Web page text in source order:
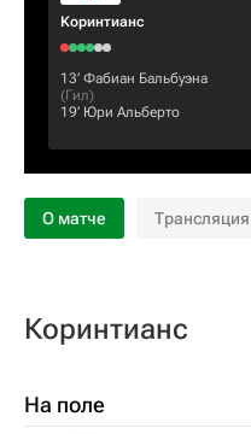
Коринтианс
13‎’‎ Фабиан Бальбуэна
(Гил)
19‎’‎ Юри Альберто
О матче Трансляция
Коринтианс
На поле